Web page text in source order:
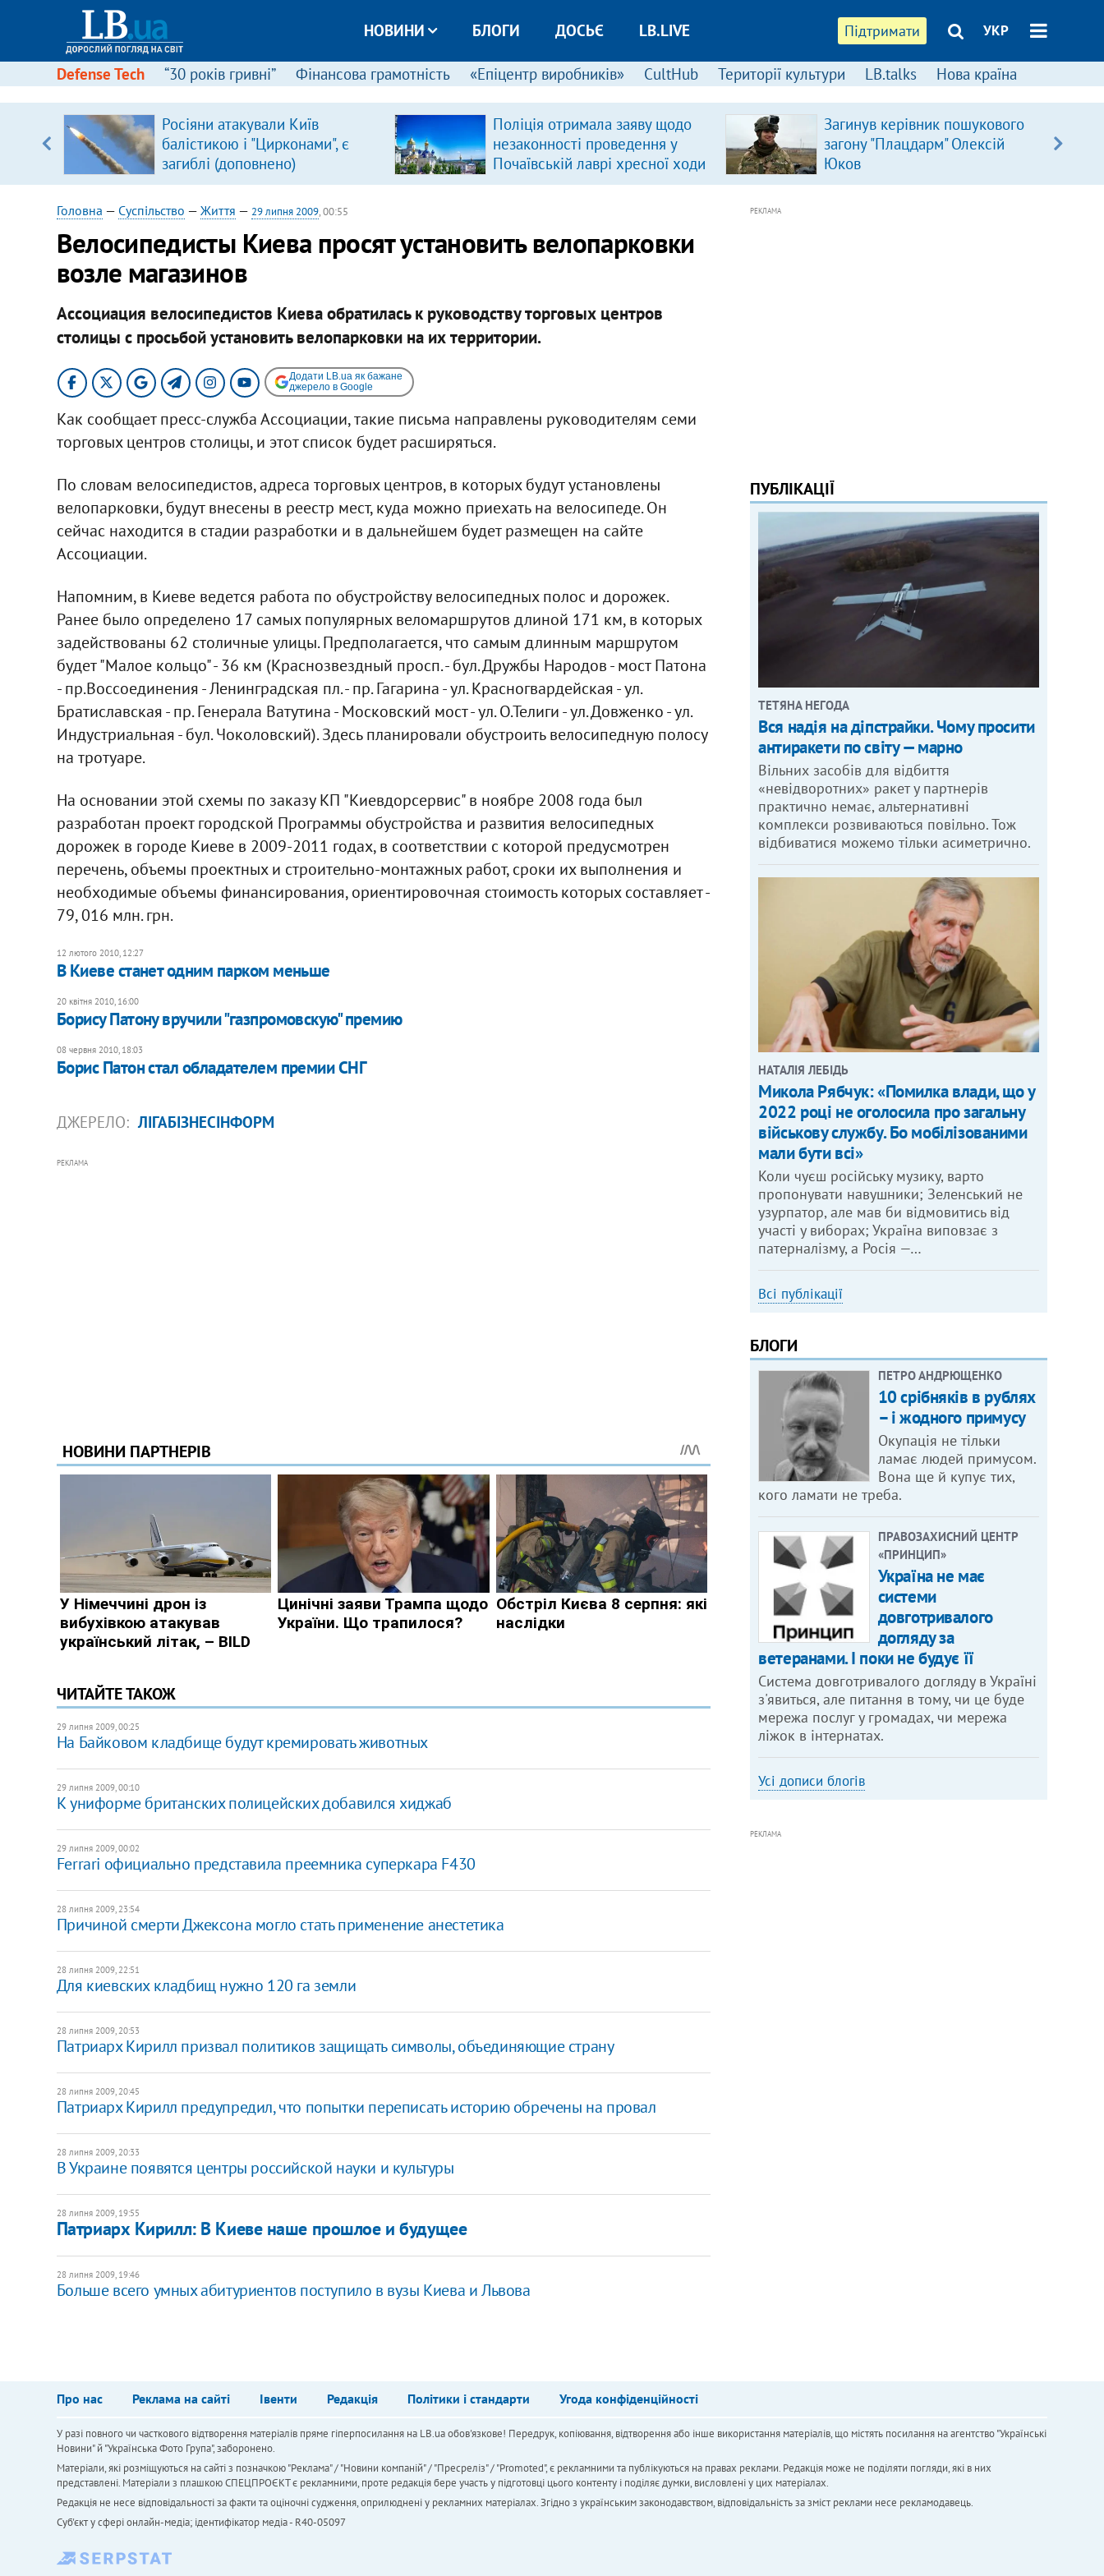
Підтримати УКР
НОВИНИ БЛОГИ ДОСЬЄ LB.LIVE
Defense Tech “30 років гривні” Фінансова грамотність «Епіцентр виробників» CultHub Території культури LB.talks Нова країна
Росіяни атакували Київ
балістикою і "Цирконами", є
загиблі (доповнено)
Поліція отримала заяву щодо
незаконності проведення у
Почаївській лаврі хресної ходи
Загинув керівник пошукового
загону "Плацдарм" Олексій
Юков
Головна — Суспільство — Життя — 29 липня 2009, 00:55
Велосипедисты Киева просят установить велопарковки
возле магазинов
Ассоциация велосипедистов Киева обратилась к руководству торговых центров
столицы с просьбой установить велопарковки на их территории.
Додати LB.ua як бажане
джерело в Google
Как сообщает пресс-служба Ассоциации, такие письма направлены руководителям семи
торговых центров столицы, и этот список будет расширяться.
По словам велосипедистов, адреса торговых центров, в которых будут установлены
велопарковки, будут внесены в реестр мест, куда можно приехать на велосипеде. Он
сейчас находится в стадии разработки и в дальнейшем будет размещен на сайте
Ассоциации.
Напомним, в Киеве ведется работа по обустройству велосипедных полос и дорожек.
Ранее было определено 17 самых популярных веломаршрутов длиной 171 км, в которых
задействованы 62 столичные улицы. Предполагается, что самым длинным маршрутом
будет "Малое кольцо" - 36 км (Краснозвездный просп. - бул. Дружбы Народов - мост Патона
- пр.Воссоединения - Ленинградская пл. - пр. Гагарина - ул. Красногвардейская - ул.
Братиславская - пр. Генерала Ватутина - Московский мост - ул. О.Телиги - ул. Довженко - ул.
Индустриальная - бул. Чоколовский). Здесь планировали обустроить велосипедную полосу
на тротуаре.
На основании этой схемы по заказу КП "Киевдорсервис" в ноябре 2008 года был
разработан проект городской Программы обустройства и развития велосипедных
дорожек в городе Киеве в 2009-2011 годах, в соответствии с которой предусмотрен
перечень, объемы проектных и строительно-монтажных работ, сроки их выполнения и
необходимые объемы финансирования, ориентировочная стоимость которых составляет -
79, 016 млн. грн.
12 лютого 2010, 12:27
В Киеве станет одним парком меньше
20 квітня 2010, 16:00
Борису Патону вручили "газпромовскую" премию
08 червня 2010, 18:03
Борис Патон стал обладателем премии СНГ
ДЖЕРЕЛО: ЛІГАБІЗНЕСІНФОРМ
РЕКЛАМА
ЧИТАЙТЕ ТАКОЖ
29 липня 2009, 00:25
На Байковом кладбище будут кремировать животных
29 липня 2009, 00:10
К униформе британских полицейских добавился хиджаб
29 липня 2009, 00:02
Ferrari официально представила преемника суперкара F430
28 липня 2009, 23:54
Причиной смерти Джексона могло стать применение анестетика
28 липня 2009, 22:51
Для киевских кладбищ нужно 120 га земли
28 липня 2009, 20:53
Патриарх Кирилл призвал политиков защищать символы, объединяющие страну
28 липня 2009, 20:45
Патриарх Кирилл предупредил, что попытки переписать историю обречены на провал
28 липня 2009, 20:33
В Украине появятся центры российской науки и культуры
28 липня 2009, 19:55
Патриарх Кирилл: В Киеве наше прошлое и будущее
28 липня 2009, 19:46
Больше всего умных абитуриентов поступило в вузы Киева и Львова
РЕКЛАМА
ПУБЛІКАЦІЇ
ТЕТЯНА НЕГОДА
Вся надія на діпстрайки. Чому просити
антиракети по світу — марно
Вільних засобів для відбиття
«невідворотних» ракет у партнерів
практично немає, альтернативні
комплекси розвиваються повільно. Тож
відбиватися можемо тільки асиметрично.
НАТАЛІЯ ЛЕБІДЬ
Микола Рябчук: «Помилка влади, що у
2022 році не оголосила про загальну
військову службу. Бо мобілізованими
мали бути всі»
Коли чуєш російську музику, варто
пропонувати навушники; Зеленський не
узурпатор, але мав би відмовитись від
участі у виборах; Україна виповзає з
патерналізму, а Росія —…
Всі публікації
БЛОГИ
ПЕТРО АНДРЮЩЕНКО
10 срібняків в рублях
– і жодного примусу
Окупація не тільки
ламає людей примусом.
Вона ще й купує тих,
кого ламати не треба.
ПРАВОЗАХИСНИЙ ЦЕНТР
«ПРИНЦИП»
Україна не має
системи
довготривалого
догляду за
ветеранами. І поки не будує її
Система довготривалого догляду в Україні
з'явиться, але питання в тому, чи це буде
мережа послуг у громадах, чи мережа
ліжок в інтернатах.
Усі дописи блогів
РЕКЛАМА
Про нас Реклама на сайті Івенти Редакція Політики і стандарти Угода конфіденційності
У разі повного чи часткового відтворення матеріалів пряме гіперпосилання на LB.ua обов'язкове! Передрук, копіювання, відтворення або інше використання матеріалів, що містять посилання на агентство "Українськi
Новини" й "Українська Фото Група", заборонено.
Матеріали, які розміщуються на сайті з позначкою "Реклама" / "Новини компаній" / "Пресреліз" / "Promoted", є рекламними та публікуються на правах реклами. Редакція може не поділяти погляди, які в них
представлені. Матеріали з плашкою СПЕЦПРОЄКТ є рекламними, проте редакція бере участь у підготовці цього контенту і поділяє думки, висловлені у цих матеріалах.
Редакція не несе відповідальності за факти та оціночні судження, оприлюднені у рекламних матеріалах. Згідно з українським законодавством, відповідальність за зміст реклами несе рекламодавець.
Cуб'єкт у сфері онлайн-медіа; ідентифікатор медіа - R40-05097